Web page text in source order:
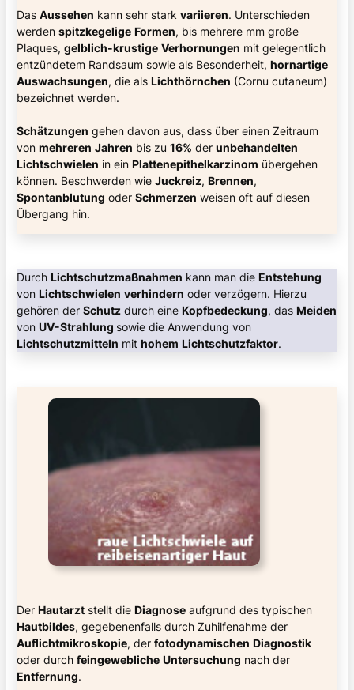
DasAussehen kann sehr starkvariieren. Unterschieden
werdenspitzkegelige Formen, bis mehrere mm große
Plaques,gelblich-krustige Verhornungen mit gelegentlich
entzündetem Randsaum sowie als Besonderheit,hornartige
Auswachsungen, die alsLichthörnchen (Cornu cutaneum)
bezeichnet werden.
Schätzungen gehen davon aus, dass über einen Zeitraum
vonmehreren Jahren bis zu16% derunbehandelten
Lichtschwielen in einPlattenepithelkarzinom übergehen
können. Beschwerden wieJuckreiz,Brennen,
Spontanblutung oderSchmerzen weisen oft auf diesen
Übergang hin.
DurchLichtschutzmaßnahmen kann man dieEntstehung
vonLichtschwielen verhindern oder verzögern. Hierzu
gehören derSchutz durch eineKopfbedeckung, dasMeiden
vonUV-Strahlung sowie die Anwendung von
Lichtschutzmitteln mithohem Lichtschutzfaktor.
DerHautarzt stellt dieDiagnose aufgrund des typischen
Hautbildes, gegebenenfalls durch Zuhilfenahme der
Auflichtmikroskopie, derfotodynamischen Diagnostik
oder durchfeingewebliche Untersuchung nach der
Entfernung.